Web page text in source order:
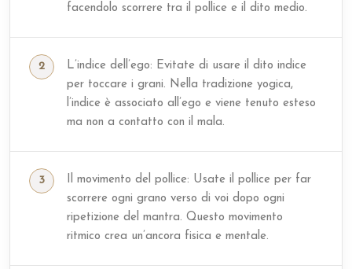
facendolo scorrere tra il pollice e il dito medio.
L’indice dell’ego: Evitate di usare il dito indice
per toccare i grani. Nella tradizione yogica,
l’indice è associato all’ego e viene tenuto esteso
ma non a contatto con il mala.
Il movimento del pollice: Usate il pollice per far
scorrere ogni grano verso di voi dopo ogni
ripetizione del mantra. Questo movimento
ritmico crea un’ancora fisica e mentale.